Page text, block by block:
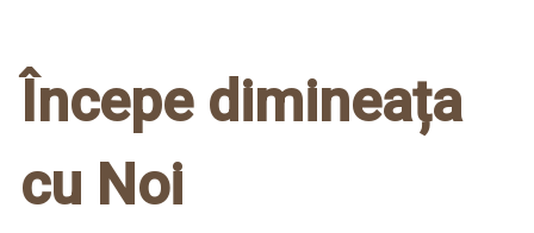
Începe dimineața
cu Noi